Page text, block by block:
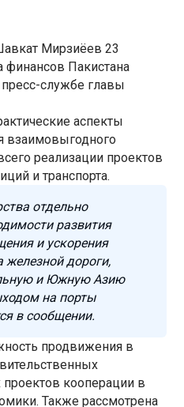
Мирзиёев 23
финансов Пакистана
службе главы
аспекты
взаимовыгодного
реализации проектов
и транспорта.
отдельно
развития
и ускорения
железной дороги,
и Южную Азию
на порты
в сообщении.
продвижения в
кооперации в
Также рассмотрена